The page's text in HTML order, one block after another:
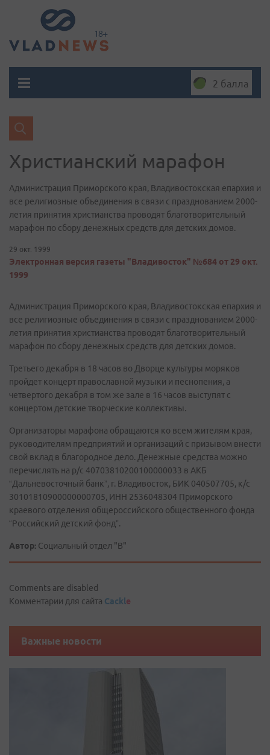
2 балла
Христианский марафон
Администрация Приморского края, Владивостокская епархия и
все религиозные объединения в связи с празднованием 2000-
летия принятия христианства проводят благотворительный
марафон по сбору денежных средств для детских домов.
29 окт. 1999
Электронная версия газеты "Владивосток" №684 от 29 окт.
1999
Администрация Приморского края, Владивостокская епархия и
все религиозные объединения в связи с празднованием 2000-
летия принятия христианства проводят благотворительный
марафон по сбору денежных средств для детских домов.
Третьего декабря в 18 часов во Дворце культуры моряков
пройдет концерт православной музыки и песнопения, а
четвертого декабря в том же зале в 16 часов выступят с
концертом детские творческие коллективы.
Организаторы марафона обращаются ко всем жителям края,
руководителям предприятий и организаций с призывом внести
свой вклад в благородное дело. Денежные средства можно
перечислять на р/с 40703810200100000033 в АКБ
“Дальневосточный банк”, г. Владивосток, БИК 040507705, к/с
30101810900000000705, ИНН 2536048304 Приморского
краевого отделения общероссийского общественного фонда
“Российский детский фонд”.
Автор: Социальный отдел "В"
Comments are disabled
Комментарии для сайта Cackle
Важные новости